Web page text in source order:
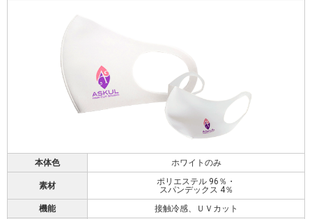
本体色 ホワイトのみ
素材
ポリエステル 96％・
スパンデックス 4％
機能
接触冷感、ＵＶカット